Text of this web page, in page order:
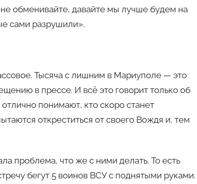
обменивайте, давайте мы лучше будем на
сами разрушили».
Тысяча с лишним в Мариуполе — это
в прессе. И всё это говорит только об
понимают, кто скоро станет
откреститься от своего Вождя и, тем
проблема, что же с ними делать. То есть
бегут 5 воинов ВСУ с поднятыми руками.